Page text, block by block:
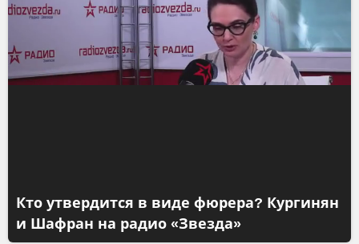
Кто утвердится в виде фюрера? Кургинян
и Шафран на радио «Звезда»